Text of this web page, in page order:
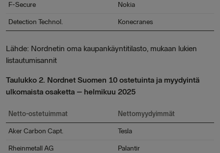
F-Secure Nokia
Detection Technol. Konecranes
Lähde: Nordnetin oma kaupankäyntitilasto, mukaan lukien
listautumisannit
Taulukko 2. Nordnet Suomen 10 ostetuinta ja myydyintä
ulkomaista osaketta – helmikuu 2025
Netto-ostetuimmat Nettomyydyimmät
Aker Carbon Capt. Tesla
Rheinmetall AG Palantir